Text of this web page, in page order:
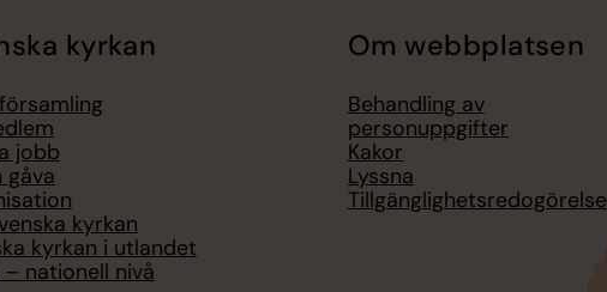
kyrkan
jobb
gåva
kyrkan
kyrkan i utlandet
– nationell nivå
Om webbplatsen
Behandling av
personuppgifter
Kakor
Lyssna
Tillgänglighetsredogörelse